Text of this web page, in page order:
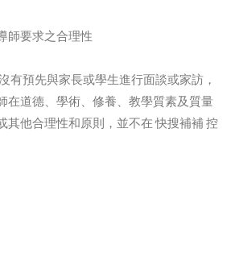
師要求之合理性
有預先與家長或學生進行面談或家訪，
在道德、學術、修養、教學質素及質量
其他合理性和原則，並不在 快搜補補 控